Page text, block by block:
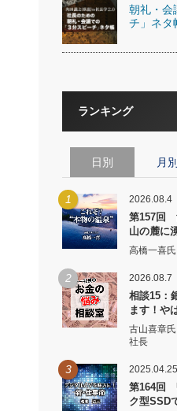
朝礼・会
チ」ネタ
ランキング
日別 月別
1 2026.08.4
第157回
山の麓に
高橋一喜
2 2026.08.7
相談15：
ます！や
古山喜章
社長
3 2025.04.25
第164回
ク型SSD